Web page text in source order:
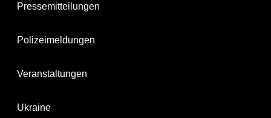
Pressemitteilungen
Polizeimeldungen
Veranstaltungen
Ukraine